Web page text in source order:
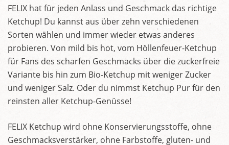
FELIX hat für jeden Anlass und Geschmack das richtige
Ketchup! Du kannst aus über zehn verschiedenen
Sorten wählen und immer wieder etwas anderes
probieren. Von mild bis hot, vom Höllenfeuer-Ketchup
für Fans des scharfen Geschmacks über die zuckerfreie
Variante bis hin zum Bio-Ketchup mit weniger Zucker
und weniger Salz. Oder du nimmst Ketchup Pur für den
reinsten aller Ketchup-Genüsse!
FELIX Ketchup wird ohne Konservierungsstoffe, ohne
Geschmacksverstärker, ohne Farbstoffe, gluten- und